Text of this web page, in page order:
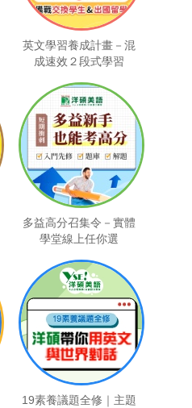
英文學習養成計畫－混
成速效２段式學習
多益高分召集令－實體
學堂線上任你選
19素養議題全修｜主題